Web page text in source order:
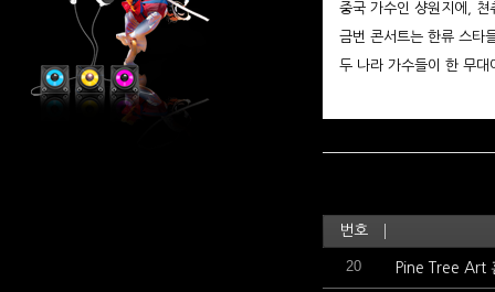
중국 가수인 샹원지에, 쳔
금번 콘서트는 한류 스타
두 나라 가수들이 한 무대
번호
20 Pine Tree Art